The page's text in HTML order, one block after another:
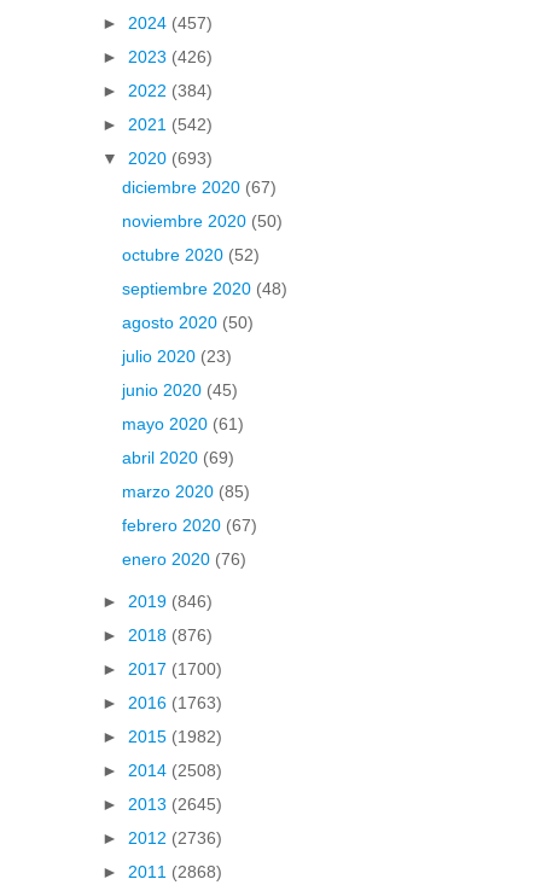
► 2024 (457)
► 2023 (426)
► 2022 (384)
► 2021 (542)
▼ 2020 (693)
diciembre 2020 (67)
noviembre 2020 (50)
octubre 2020 (52)
septiembre 2020 (48)
agosto 2020 (50)
julio 2020 (23)
junio 2020 (45)
mayo 2020 (61)
abril 2020 (69)
marzo 2020 (85)
febrero 2020 (67)
enero 2020 (76)
► 2019 (846)
► 2018 (876)
► 2017 (1700)
► 2016 (1763)
► 2015 (1982)
► 2014 (2508)
► 2013 (2645)
► 2012 (2736)
► 2011 (2868)